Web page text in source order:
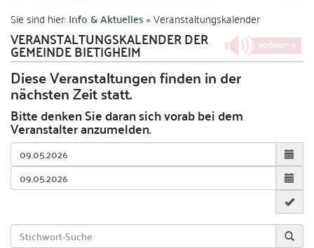
Sie sind hier:Info & Aktuelles Veranstaltungskalender
VERANSTALTUNGSKALENDER DER
GEMEINDE BIETIGHEIM
Diese Veranstaltungen finden in der
nächsten Zeit statt.
Bitte denken Sie daran sich vorab bei dem
Veranstalter anzumelden.